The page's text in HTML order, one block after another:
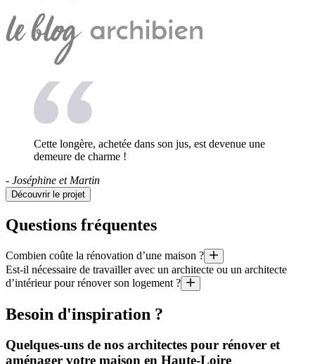
Cette longère, achetée dans son jus, est devenue une
demeure de charme !
- Joséphine et Martin
Découvrir le projet
Questions fréquentes
Combien coûte la rénovation d’une maison ?
Quel est le prix au mètre carré d’une rénovation ? Quel budget pour
Est-il nécessaire de travailler avec un architecte ou un architecte
d’intérieur pour rénover son logement ?
Il existe certains cas (notamment dans le cas de création de surface
Besoin d'inspiration ?
Quelques-uns de nos architectes pour rénover et
aménager votre maison en Haute-Loire